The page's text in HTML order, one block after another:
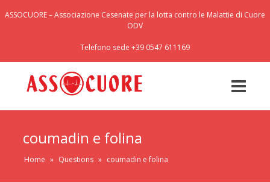
ASSOCUORE – Associazione Cesenate per la lotta contro le Malattie di Cuore
ODV
Telefono sede +39 0547 611169
coumadin e folina
Home » Questions » coumadin e folina